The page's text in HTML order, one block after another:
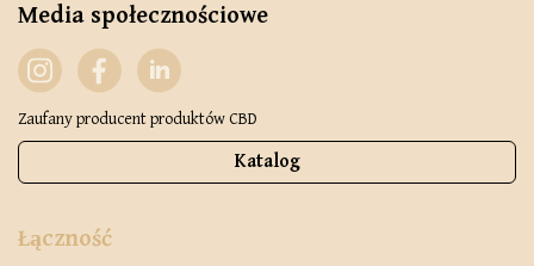
Media społecznościowe
Zaufany producent produktów CBD
Katalog
Łączność